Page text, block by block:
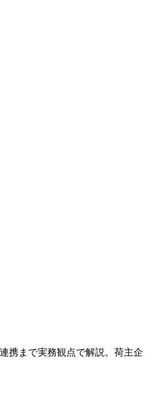
携まで実務観点で解説。荷主企